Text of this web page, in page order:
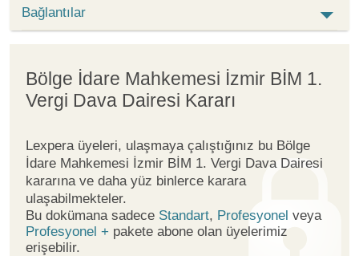
Bağlantılar
Bölge İdare Mahkemesi İzmir BİM 1.
Vergi Dava Dairesi Kararı
Lexpera üyeleri, ulaşmaya çalıştığınız bu Bölge
İdare Mahkemesi İzmir BİM 1. Vergi Dava Dairesi
kararına ve daha yüz binlerce karara
ulaşabilmekteler.
Bu dokümana sadece Standart, Profesyonel veya
Profesyonel + pakete abone olan üyelerimiz
erişebilir.